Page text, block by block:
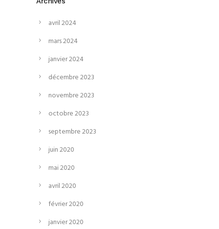
avril 2024
mars 2024
janvier 2024
décembre 2023
novembre 2023
octobre 2023
septembre 2023
juin 2020
mai 2020
avril 2020
février 2020
janvier 2020